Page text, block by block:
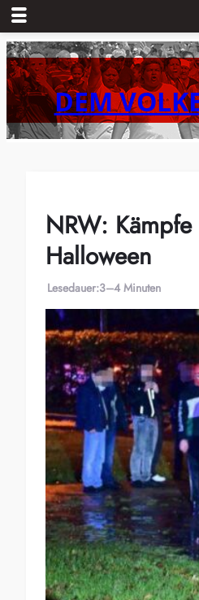
Zum
Inhalt
springenDEM
NRW: Kämpfe
Halloween
Lesedauer:3–4 Minuten